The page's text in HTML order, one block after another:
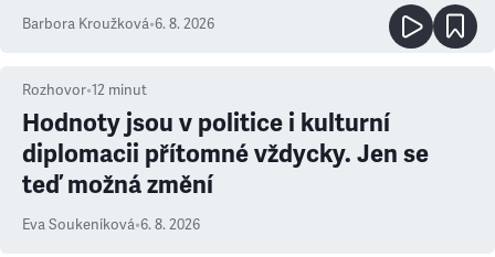
Barbora Kroužková•6. 8. 2026
Rozhovor•12 minut
Hodnoty jsou v politice i kulturní
diplomacii přítomné vždycky. Jen se
teď možná změní
Eva Soukeníková•6. 8. 2026